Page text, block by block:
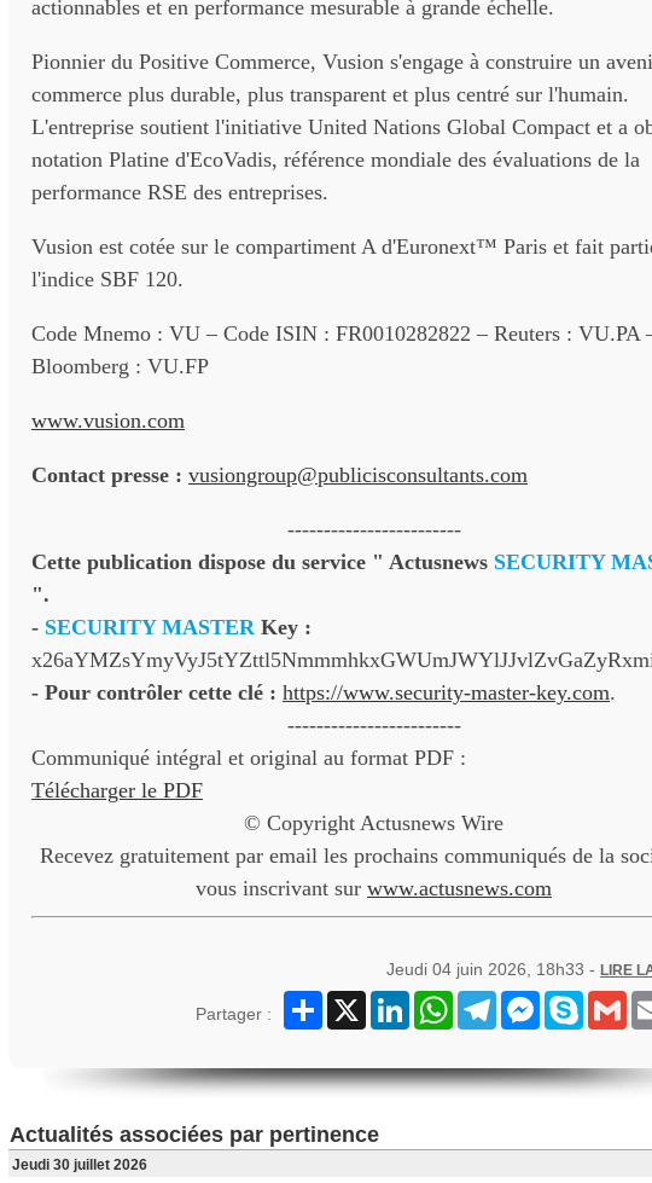
actionnables et en performance mesurable à grande échelle.
Pionnier du Positive Commerce, Vusion s'engage à construire un
commerce plus durable, plus transparent et plus centré sur l'humain.
L'entreprise soutient l'initiative United Nations Global Compact et a
notation Platine d'EcoVadis, référence mondiale des évaluations de la
performance RSE des entreprises.
Vusion est cotée sur le compartiment A d'Euronext™ Paris et fait
l'indice SBF 120.
Code Mnemo : VU – Code ISIN : FR0010282822 – Reuters : VU.PA
Bloomberg : VU.FP
www.vusion.com
Contact presse : vusiongroup@publicisconsultants.com
------------------------
Cette publication dispose du service " Actusnews SECURITY
".
- SECURITY MASTERKey :
- Pour contrôler cette clé : https://www.security-master-key.com.
------------------------
Communiqué intégral et original au format PDF :
Télécharger le PDF
© Copyright Actusnews Wire
Recevez gratuitement par email les prochains communiqués de la
vous inscrivant sur www.actusnews.com
Jeudi 04 juin 2026, 18h33 - LIRE
Partager :
Partager
X LinkedInWhatsAppTelegramMessenger
Skype
Actualités associées par pertinence
Jeudi 30 juillet 2026